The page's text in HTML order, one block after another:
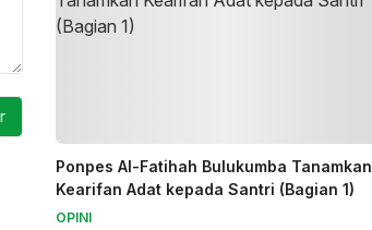
Ponpes Al-Fatihah Bulukumba Tanamkan
Kearifan Adat kepada Santri (Bagian 1)
OPINI